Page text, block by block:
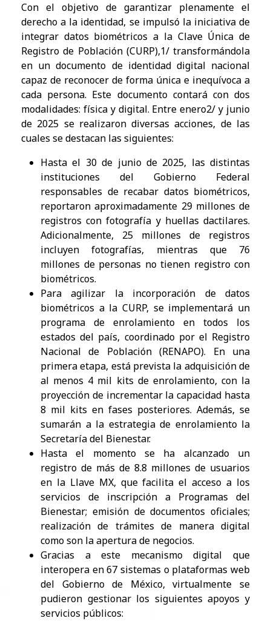
Con el objetivo de garantizar plenamente el
derecho a la identidad, se impulsó la iniciativa de
integrar datos biométricos a la Clave Única de
Registro de Población (CURP),1/ transformándola
en un documento de identidad digital nacional
capaz de reconocer de forma única e inequívoca a
cada persona. Este documento contará con dos
modalidades: física y digital. Entre enero2/ y junio
de 2025 se realizaron diversas acciones, de las
cuales se destacan las siguientes:
Hasta el 30 de junio de 2025, las distintas
instituciones del Gobierno Federal
responsables de recabar datos biométricos,
reportaron aproximadamente 29 millones de
registros con fotografía y huellas dactilares.
Adicionalmente, 25 millones de registros
incluyen fotografías, mientras que 76
millones de personas no tienen registro con
biométricos.
Para agilizar la incorporación de datos
biométricos a la CURP, se implementará un
programa de enrolamiento en todos los
estados del país, coordinado por el Registro
Nacional de Población (RENAPO). En una
primera etapa, está prevista la adquisición de
al menos 4 mil kits de enrolamiento, con la
proyección de incrementar la capacidad hasta
8 mil kits en fases posteriores. Además, se
sumarán a la estrategia de enrolamiento la
Secretaría del Bienestar.
Hasta el momento se ha alcanzado un
registro de más de 8.8 millones de usuarios
en la Llave MX, que facilita el acceso a los
servicios de inscripción a Programas del
Bienestar; emisión de documentos oficiales;
realización de trámites de manera digital
como son la apertura de negocios.
Gracias a este mecanismo digital que
interopera en 67 sistemas o plataformas web
del Gobierno de México, virtualmente se
pudieron gestionar los siguientes apoyos y
servicios públicos: